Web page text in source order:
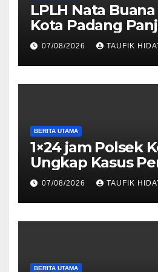
LPLH Nata
Kota Padang
Dilantik,
Sinergi Pelestarian
Lingkungan
07/08/2026 TAUFIK
BERITA UTAMA
1×24 jam Polsek
Ungkap Kasus
Motor Bermodus
Aplikasi Kencan,
Dibekuk di
07/08/2026 TAUFIK
BERITA UTAMA